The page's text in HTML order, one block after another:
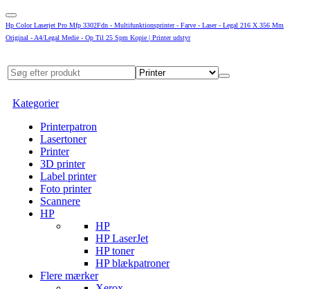
Hp Color Laserjet Pro Mfp 3302Fdn - Multifunktionsprinter - Farve - Laser - Legal 216 X 356 Mm
Original - A4/Legal Medie - Op Til 25 Spm Kopie | Printer udstyr
Kategorier
Printerpatron
Lasertoner
Printer
3D printer
Label printer
Foto printer
Scannere
HP
HP
HP LaserJet
HP toner
HP blækpatroner
Flere mærker